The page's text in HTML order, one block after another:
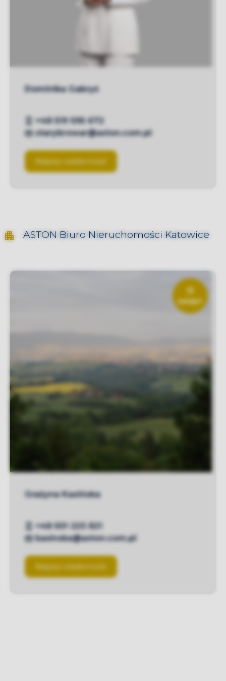
Dominika Gabryś
+48 519 595 672
starybrowar@aston.com.pl
Napisz wiadomość
ASTON Biuro Nieruchomości Katowice
Grażyna Kasińska
+48 501 223 821
kasinska@aston.com.pl
11
OFERT
Napisz wiadomość